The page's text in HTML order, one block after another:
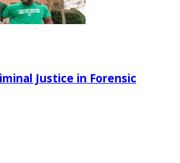
Justice in Forensic